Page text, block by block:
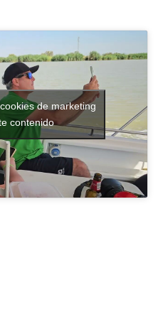
de marketing
contenido